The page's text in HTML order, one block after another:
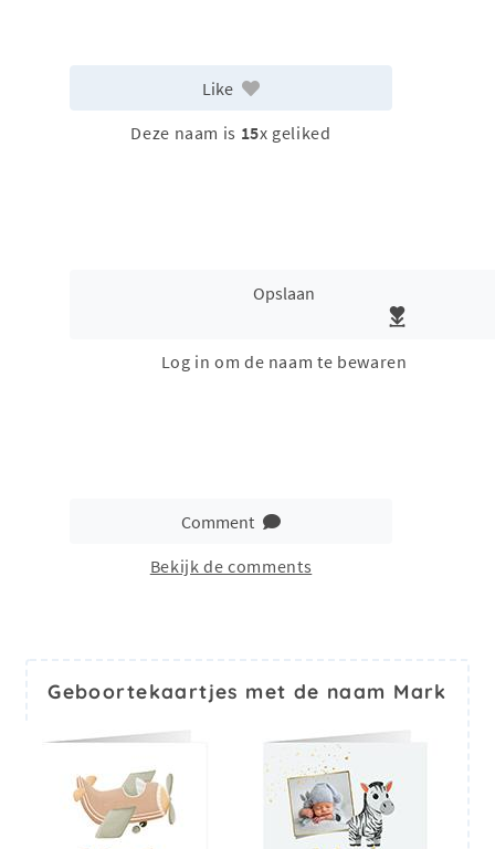
Like
Deze naam is 15x geliked
Opslaan
Log in om de naam te bewaren
Comment
Bekijk de comments
Geboortekaartjes met de naam Mark